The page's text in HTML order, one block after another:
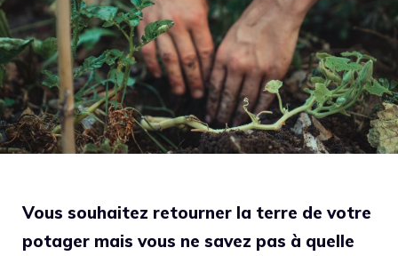
Vous souhaitez retourner la terre de votre
potager mais vous ne savez pas à quelle